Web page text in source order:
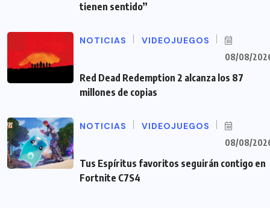
tienen sentido”
NOTICIAS VIDEOJUEGOS
08/08/
Red Dead Redemption 2 alcanza los 87
millones de copias
NOTICIAS VIDEOJUEGOS
08/08/
Tus Espíritus favoritos seguirán contigo en
Fortnite C7S4